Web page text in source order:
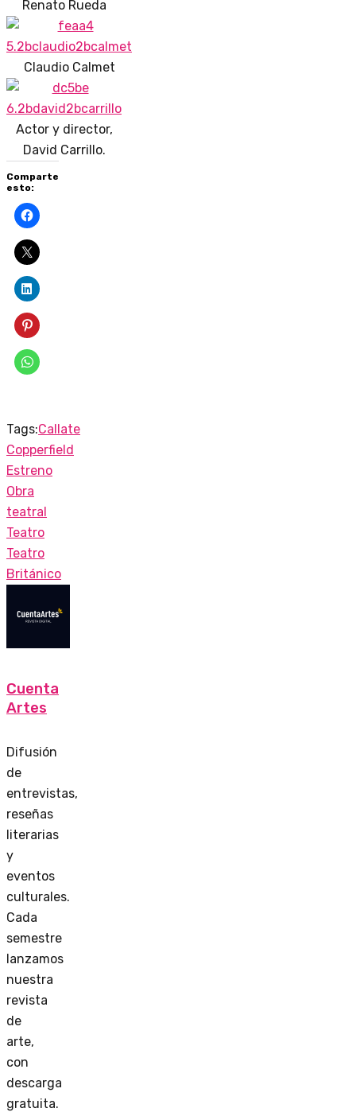
Renato Rueda
Claudio Calmet
Actor y director,
David Carrillo.
Comparte
esto:
Tags:Callate
Copperfield
Estreno
Obra
teatral
Teatro
Teatro
Británico
Cuenta
Artes
Difusión
de
entrevistas,
reseñas
literarias
y
eventos
culturales.
Cada
semestre
lanzamos
nuestra
revista
de
arte,
con
descarga
gratuita.